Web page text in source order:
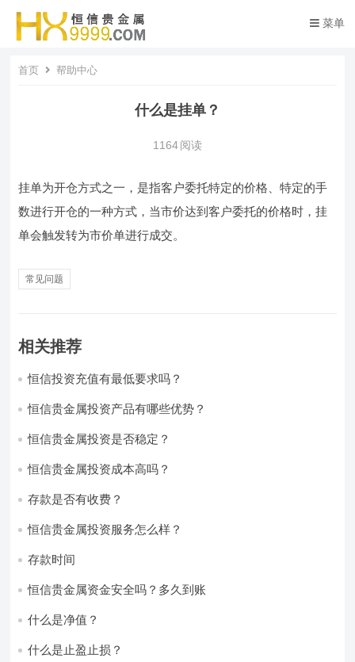
菜单
首页 帮助中心
什么是挂单？
1164 阅读
挂单为开仓方式之一，是指客户委托特定的价格、特定的手
数进行开仓的一种方式，当市价达到客户委托的价格时，挂
单会触发转为市价单进行成交。
常见问题
相关推荐
恒信投资充值有最低要求吗？
恒信贵金属投资产品有哪些优势？
恒信贵金属投资是否稳定？
恒信贵金属投资成本高吗？
存款是否有收费？
恒信贵金属投资服务怎么样？
存款时间
恒信贵金属资金安全吗？多久到账
什么是净值？
什么是止盈止损？